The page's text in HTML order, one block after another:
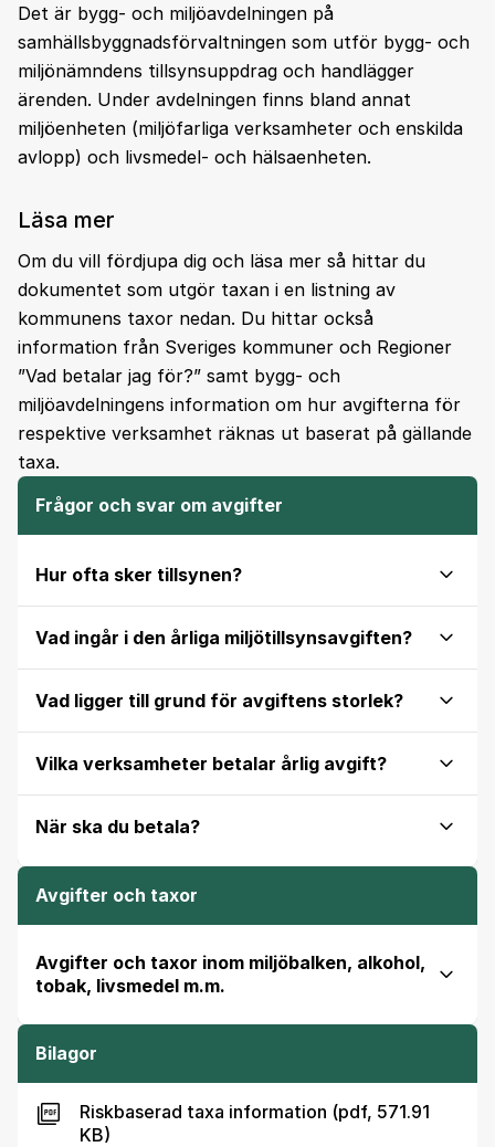
Det är bygg- och miljöavdelningen på
samhällsbyggnadsförvaltningen som utför bygg- och
miljönämndens tillsynsuppdrag och handlägger
ärenden. Under avdelningen finns bland annat
miljöenheten (miljöfarliga verksamheter och enskilda
avlopp) och livsmedel- och hälsaenheten.
Läsa mer
Om du vill fördjupa dig och läsa mer så hittar du
dokumentet som utgör taxan i en listning av
kommunens taxor nedan. Du hittar också
information från Sveriges kommuner och Regioner
”Vad betalar jag för?” samt bygg- och
miljöavdelningens information om hur avgifterna för
respektive verksamhet räknas ut baserat på gällande
taxa.
Frågor och svar om avgifter
Hur ofta sker tillsynen?
Vad ingår i den årliga miljötillsynsavgiften?
Vad ligger till grund för avgiftens storlek?
Vilka verksamheter betalar årlig avgift?
När ska du betala?
Avgifter och taxor
Avgifter och taxor inom miljöbalken, alkohol,
tobak, livsmedel m.m.
Bilagor
Riskbaserad taxa information (pdf, 571.91
KB)